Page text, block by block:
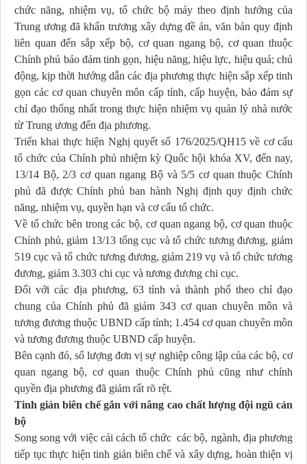
chức năng, nhiệm vụ, tổ chức bộ máy theo định hướng của
Trung ương đã khẩn trương xây dựng đề án, văn bản quy định
liên quan đến sắp xếp bộ, cơ quan ngang bộ, cơ quan thuộc
Chính phủ bảo đảm tinh gọn, hiệu năng, hiệu lực, hiệu quả; chủ
động, kịp thời hướng dẫn các địa phương thực hiện sắp xếp tinh
gọn các cơ quan chuyên môn cấp tỉnh, cấp huyện, bảo đảm sự
chỉ đạo thống nhất trong thực hiện nhiệm vụ quản lý nhà nước
từ Trung ương đến địa phương.
Triển khai thực hiện Nghị quyết số 176/2025/QH15 về cơ cấu
tổ chức của Chính phủ nhiệm kỳ Quốc hội khóa XV, đến nay,
13/14 Bộ, 2/3 cơ quan ngang Bộ và 5/5 cơ quan thuộc Chính
phủ đã được Chính phủ ban hành Nghị định quy định chức
năng, nhiệm vụ, quyền hạn và cơ cấu tổ chức.
Về tổ chức bên trong các bộ, cơ quan ngang bộ, cơ quan thuộc
Chính phủ, giảm 13/13 tổng cục và tổ chức tương đương, giảm
519 cục và tổ chức tương đương, giảm 219 vụ và tổ chức tương
đương, giảm 3.303 chi cục và tương đương chi cục.
Đối với các địa phương, 63 tỉnh và thành phố theo chỉ đạo
chung của Chính phủ đã giảm 343 cơ quan chuyên môn và
tương đương thuộc UBND cấp tỉnh; 1.454 cơ quan chuyên môn
và tương đương thuộc UBND cấp huyện.
Bên cạnh đó, số lượng đơn vị sự nghiệp công lập của các bộ, cơ
quan ngang bộ, cơ quan thuộc Chính phủ cũng như chính
quyền địa phương đã giảm rất rõ rệt.
Tinh giản biên chế gắn với nâng cao chất lượng đội ngũ cán
bộ
Song song với việc cải cách tổ chức các bộ, ngành, địa phương
tiếp tục thực hiện tinh giản biên chế và xây dựng, hoàn thiện vị